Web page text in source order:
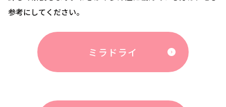
参考にしてください。
ミラドライ